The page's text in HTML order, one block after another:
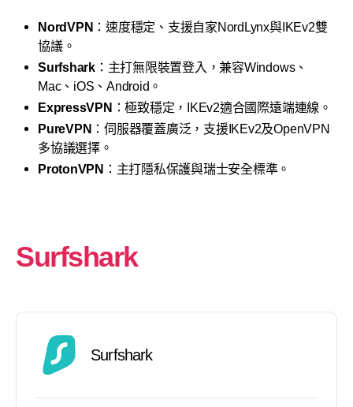
NordVPN ：速度穩定、支援自家NordLynx與IKEv2雙
協議。
Surfshark：主打無限裝置登入，兼容Windows、
Mac、iOS、Android。
ExpressVPN ：極致穩定，IKEv2適合國際遠端連線。
PureVPN ：伺服器覆蓋廣泛，支援IKEv2及OpenVPN
多協議選擇。
ProtonVPN ：主打隱私保護與瑞士安全標準。
Surfshark
Surfshark